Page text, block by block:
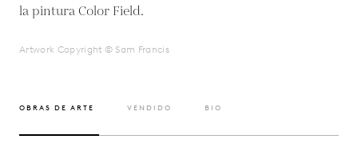
la pintura Color Field.
Artwork Copyright © Sam Francis
OBRAS DE ARTE VENDIDO BIO